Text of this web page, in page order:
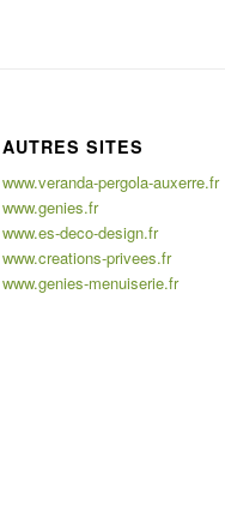
AUTRES SITES
www.veranda-pergola-auxerre.fr
www.genies.fr
www.es-deco-design.fr
www.creations-privees.fr
www.genies-menuiserie.fr